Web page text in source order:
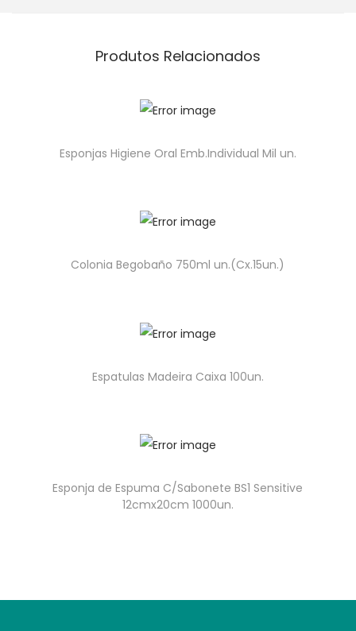
Produtos Relacionados
Esponjas Higiene Oral Emb.Individual Mil un.
Colonia Begobaño 750ml un.(Cx.15un.)
Espatulas Madeira Caixa 100un.
Esponja de Espuma C/Sabonete BS1 Sensitive
12cmx20cm 1000un.